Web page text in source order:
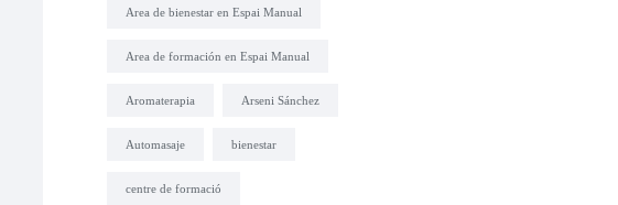
Area de bienestar en Espai Manual
Area de formación en Espai Manual
Aromaterapia Arseni Sánchez
Automasaje bienestar
centre de formació